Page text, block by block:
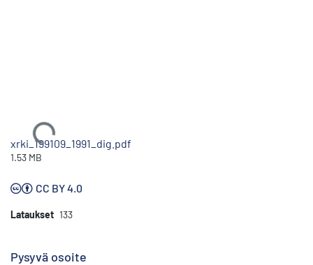
Ladataan...
xrki_199109_1991_dig.pdf
1.53 MB
CC BY 4.0
Lataukset 133
Pysyvä osoite